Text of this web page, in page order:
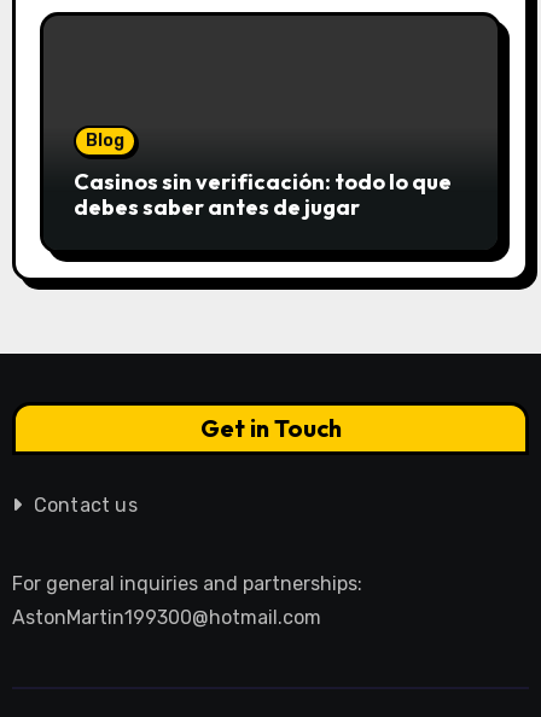
Blog
Casinos sin verificación: todo lo que
debes saber antes de jugar
Get in Touch
Contact us
For general inquiries and partnerships:
AstonMartin199300@hotmail.com